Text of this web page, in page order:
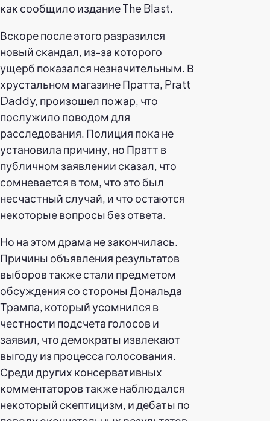
как сообщило издание The Blast.
Вскоре после этого разразился
новый скандал, из-за которого
ущерб показался незначительным. В
хрустальном магазине Пратта, Pratt
Daddy, произошел пожар, что
послужило поводом для
расследования. Полиция пока не
установила причину, но Пратт в
публичном заявлении сказал, что
сомневается в том, что это был
несчастный случай, и что остаются
некоторые вопросы без ответа.
Но на этом драма не закончилась.
Причины объявления результатов
выборов также стали предметом
обсуждения со стороны Дональда
Трампа, который усомнился в
честности подсчета голосов и
заявил, что демократы извлекают
выгоду из процесса голосования.
Среди других консервативных
комментаторов также наблюдался
некоторый скептицизм, и дебаты по